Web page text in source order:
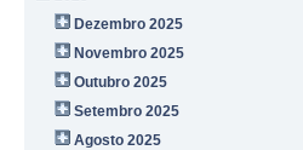
Dezembro 2025
Novembro 2025
Outubro 2025
Setembro 2025
Agosto 2025